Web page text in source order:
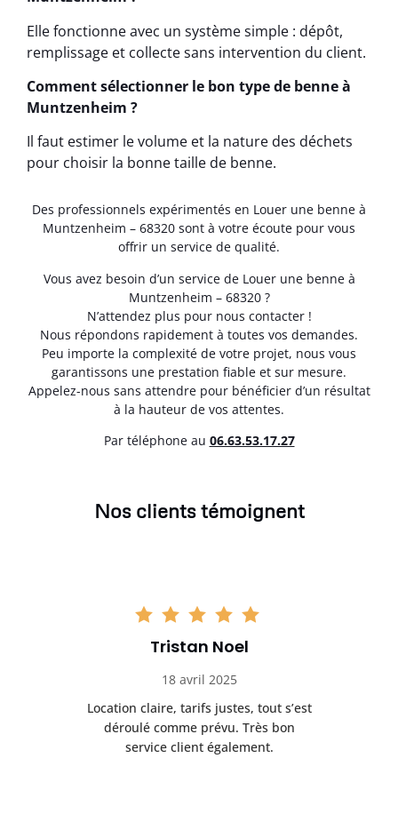
Elle fonctionne avec un système simple : dépôt,
remplissage et collecte sans intervention du client.
Comment sélectionner le bon type de benne à
Muntzenheim ?
Il faut estimer le volume et la nature des déchets
pour choisir la bonne taille de benne.
Des professionnels expérimentés en Louer une benne à
Muntzenheim – 68320 sont à votre écoute pour vous
offrir un service de qualité.
Vous avez besoin d’un service de Louer une benne à
Muntzenheim – 68320 ?
N’attendez plus pour nous contacter !
Nous répondons rapidement à toutes vos demandes.
Peu importe la complexité de votre projet, nous vous
garantissons une prestation fiable et sur mesure.
Appelez-nous sans attendre pour bénéficier d’un résultat
à la hauteur de vos attentes.
Par téléphone au 06.63.53.17.27
Nos clients témoignent
Tristan Noel
18 avril 2025
Location claire, tarifs justes, tout s’est
déroulé comme prévu. Très bon
service client également.